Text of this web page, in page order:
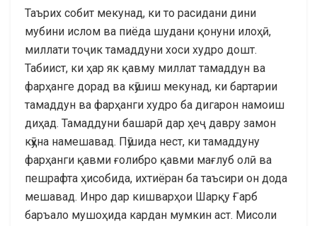
Таърих собит мекунад, ки то расидани дини
мубини ислом ва пиёда шудани қонуни илоҳӣ,
миллати тоҷик тамаддуни хоси худро дошт.
Табиист, ки ҳар як қавму миллат тамаддун ва
фарҳанге дорад ва кӯшиш мекунад, ки бартарии
тамаддун ва фарҳанги худро ба дигарон намоиш
диҳад. Тамаддуни башарӣ дар ҳеҷ давру замон
кӯҳна намешавад. Пӯшида нест, ки тамаддуну
фарҳанги қавми ғолибро қавми мағлуб олӣ ва
пешрафта ҳисобида, ихтиёран ба таъсири он дода
мешавад. Инро дар кишварҳои Шарқу Ғарб
баръало мушоҳида кардан мумкин аст. Мисоли